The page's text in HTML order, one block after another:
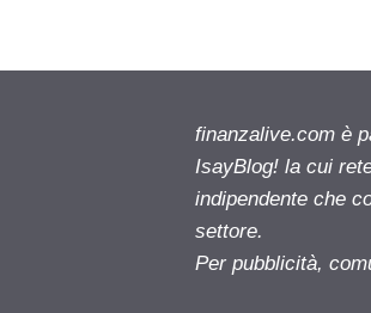
finanzalive.com è
IsayBlog! la cui
indipendente che
settore.
Per pubblicità,